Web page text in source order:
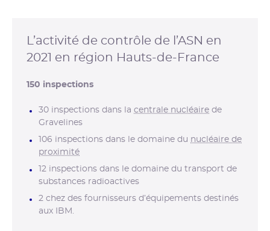
L’activité de contrôle de l’ASN en
2021 en région Hauts-de-France
150 inspections
30 inspections dans la centrale nucléaire de
Gravelines
106 inspections dans le domaine du nucléaire de
proximité
12 inspections dans le domaine du transport de
substances radioactives
2 chez des fournisseurs d’équipements destinés
aux IBM.